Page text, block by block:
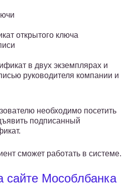
открытого ключа
в двух экземплярах и
руководителя компании и
необходимо посетить
подписанный
сможет работать в системе.
сайте Мособлбанка